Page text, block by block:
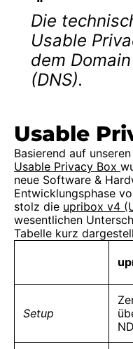
Die
Usable
dem
(DNS).
Usable
Basierend auf unseren
Usable Privacy Box
neue Software &
Entwicklungsphase
stolz die upribox v4
wesentlichen
Tabelle kurz
Setup